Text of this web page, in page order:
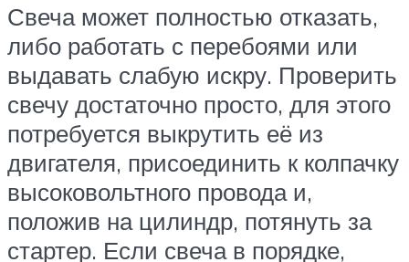
Свеча может полностью отказать,
либо работать с перебоями или
выдавать слабую искру. Проверить
свечу достаточно просто, для этого
потребуется выкрутить её из
двигателя, присоединить к колпачку
высоковольтного провода и,
положив на цилиндр, потянуть за
стартер. Если свеча в порядке,